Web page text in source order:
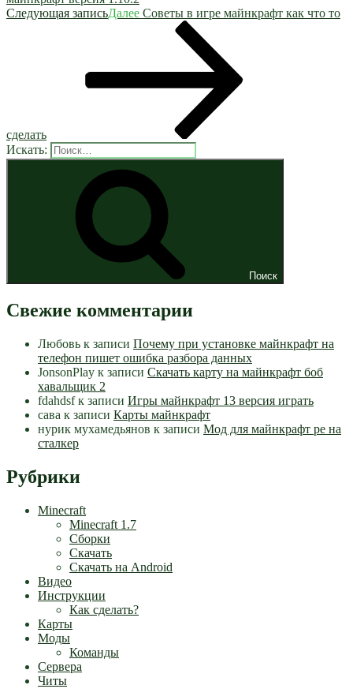
Следующая записьДалее Советы в игре майнкрафт как что то
сделать
Искать:
Поиск
Свежие комментарии
Любовь к записи Почему при установке майнкрафт на
телефон пишет ошибка разбора данных
JonsonPlay к записи Скачать карту на майнкрафт боб
хавальщик 2
fdahdsfк записи Игры майнкрафт 13 версия играть
сава к записи Карты майнкрафт
нурик мухамедьянов к записи Мод для майнкрафт pe на
сталкер
Рубрики
Minecraft
Minecraft 1.7
Сборки
Скачать
Скачать на Android
Видео
Инструкции
Как сделать?
Карты
Моды
Команды
Сервера
Читы